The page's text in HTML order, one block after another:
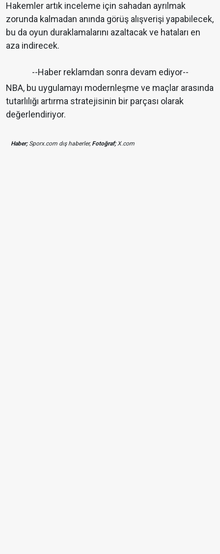
Hakemler artık inceleme için sahadan ayrılmak
zorunda kalmadan anında görüş alışverişi yapabilecek,
bu da oyun duraklamalarını azaltacak ve hataları en
aza indirecek.
--Haber reklamdan sonra devam ediyor--
NBA, bu uygulamayı modernleşme ve maçlar arasında
tutarlılığı artırma stratejisinin bir parçası olarak
değerlendiriyor.
Haber;Sporx.com dış haberler,Fotoğraf;X.com